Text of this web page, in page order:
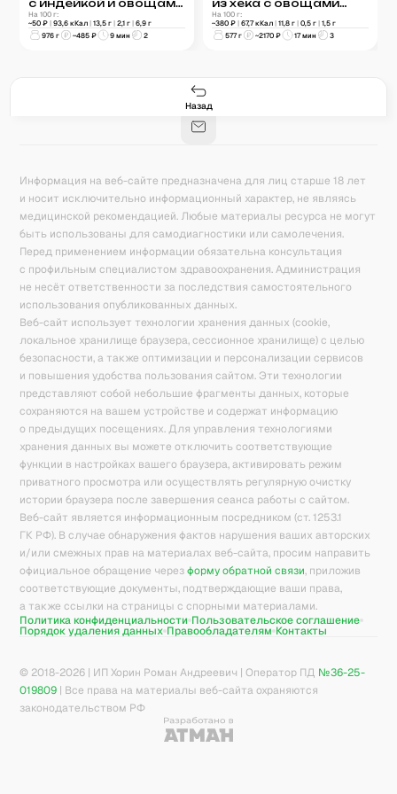
с индейкой и овощами
в соусе «Хойсин»
На 100 г:
~50 ₽| 93,6 кКал| 13,5 г| 2,1 г| 6,9 г
976 г ~485 ₽ 9 мин 2
из хека с овощами
«Овощное рагу»
На 100 г:
~380 ₽ | 67,7кКал | 11,8 г | 0,5 г | 1,5 г
577г ~2170 ₽ 17 мин 3
Назад
171
Калькулятор калорий
Информация на веб-сайте предназначена для лиц старше 18 лет
и носит исключительно информационный характер, не являясь
медицинской рекомендацией. Любые материалы ресурса не могут
быть использованы для самодиагностики или самолечения.
Перед применением информации обязательна консультация
с профильным специалистом здравоохранения. Администрация
не несёт ответственности за последствия самостоятельного
использования опубликованных данных.
Веб-сайт использует технологии хранения данных (cookie,
локальное хранилище браузера, сессионное хранилище) с целью
безопасности, а также оптимизации и персонализации сервисов
и повышения удобства пользования сайтом. Эти технологии
представляют собой небольшие фрагменты данных, которые
сохраняются на вашем устройстве и содержат информацию
о предыдущих посещениях. Для управления технологиями
хранения данных вы можете отключить соответствующие
функции в настройках вашего браузера, активировать режим
приватного просмотра или осуществлять регулярную очистку
истории браузера после завершения сеанса работы с сайтом.
Веб-сайт является информационным посредником (ст. 1253.1
ГК РФ). В случае обнаружения фактов нарушения ваших авторских
и/или смежных прав на материалах веб-сайта, просим направить
официальное обращение через форму обратной связи, приложив
соответствующие документы, подтверждающие ваши права,
а также ссылки на страницы с спорными материалами.
Политика конфиденциальности Пользовательское соглашение
Порядок удаления данных Правообладателям Контакты
© 2018-2026 | ИП Хорин Роман Андреевич | Оператор ПД №36-25-
019809 | Все права на материалы веб-сайта охраняются
законодательством РФ